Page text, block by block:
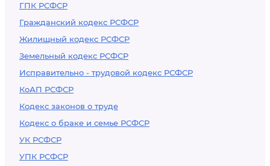
ГПК РСФСР
Гражданский кодекс РСФСР
Жилищный кодекс РСФСР
Земельный кодекс РСФСР
Исправительно - трудовой кодекс РСФСР
КоАП РСФСР
Кодекс законов о труде
Кодекс о браке и семье РСФСР
УК РСФСР
УПК РСФСР